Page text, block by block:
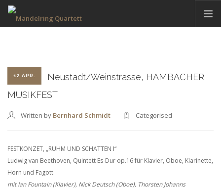
TERMINE
DAS QUARTETT
DEUTSCH
12 APR.
Neustadt/Weinstrasse, HAMBACHER
MUSIKFEST
Written by Bernhard Schmidt Categorised
FESTKONZET, „RUHM UND SCHATTEN I“
Ludwig van Beethoven, Quintett Es-Dur op.16 für Klavier, Oboe, Klarinette,
Horn und Fagott
mit Ian Fountain (Klavier), Nick Deutsch (Oboe), Thorsten Johanns